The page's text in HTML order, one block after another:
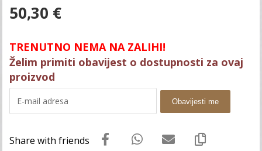
50,30 €
TRENUTNO NEMA NA ZALIHI!
Želim primiti obavijest o dostupnosti za ovaj
proizvod
Obavijesti me